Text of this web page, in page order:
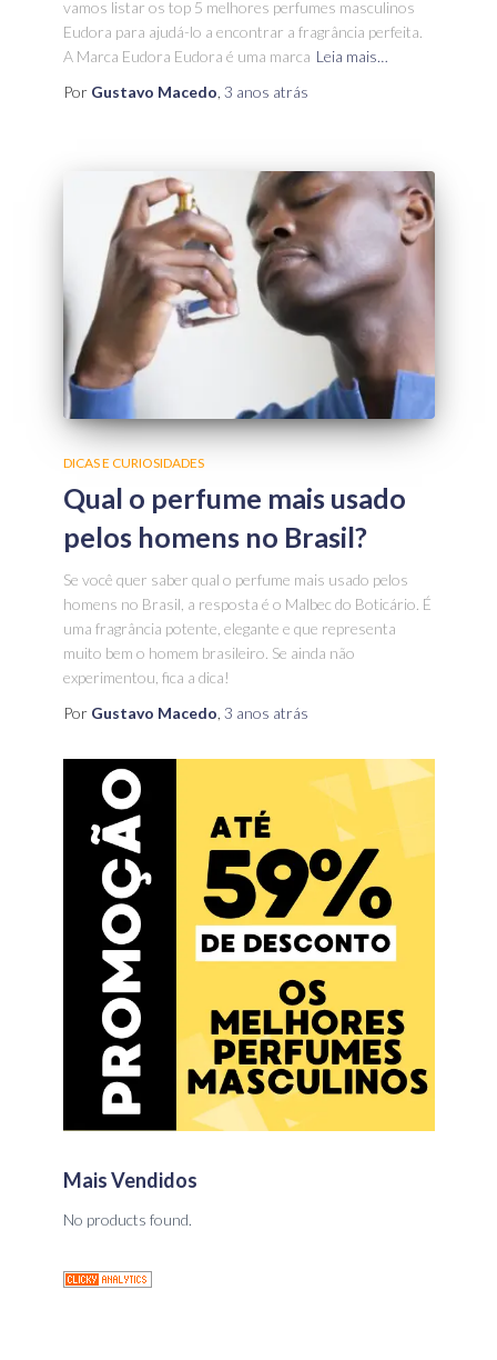
vamos listar os top 5 melhores perfumes masculinos
Eudora para ajudá-lo a encontrar a fragrância perfeita.
A Marca Eudora Eudora é uma marca Leia mais…
Por Gustavo Macedo 3 anos atrás
DICAS E CURIOSIDADES
Qual o perfume mais usado
pelos homens no Brasil?
Se você quer saber qual o perfume mais usado pelos
homens no Brasil, a resposta é o Malbec do Boticário. É
uma fragrância potente, elegante e que representa
muito bem o homem brasileiro. Se ainda não
experimentou, fica a dica!
Por Gustavo Macedo 3 anos atrás
Mais Vendidos
No products found.